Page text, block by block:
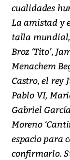
cualidades
La amistad y
talla
Broz ‘Tito’,
Menachem
Castro, el rey
Pablo VI,
Gabriel
Moreno
espacio para
confirmarlo.